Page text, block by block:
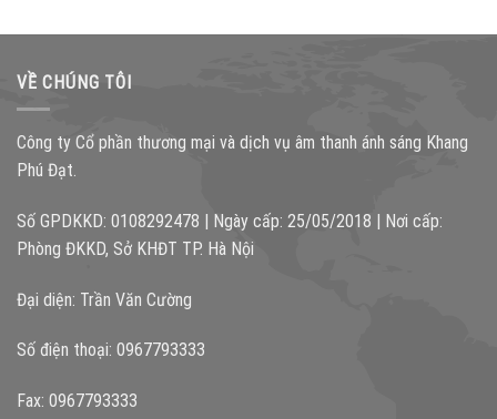
VỀ CHÚNG TÔI
Công ty Cổ phần thương mại và dịch vụ âm thanh ánh sáng Khang
Phú Đạt.
Số GPDKKD: 0108292478 | Ngày cấp: 25/05/2018 | Nơi cấp:
Phòng ĐKKD, Sở KHĐT TP. Hà Nội
Đại diện: Trần Văn Cường
Số điện thoại: 0967793333
Fax: 0967793333